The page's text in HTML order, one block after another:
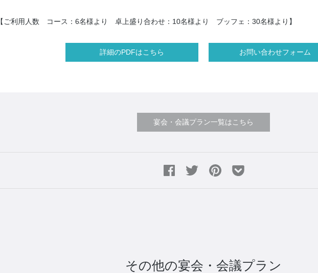
【ご利用人数 コース：6名様より 卓上盛り合わせ：10名様より ブッフェ：30名様より】
詳細のPDFはこちら お問い合わせフォーム
宴会・会議プラン一覧はこちら
その他の宴会・会議プラン